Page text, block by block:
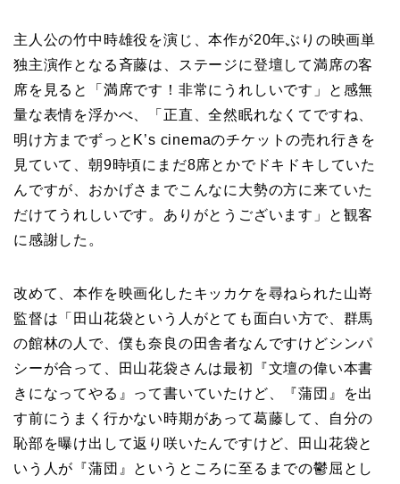
主人公の竹中時雄役を演じ、本作が20年ぶりの映画単
独主演作となる斉藤は、ステージに登壇して満席の客
席を見ると「満席です！非常にうれしいです」と感無
量な表情を浮かべ、「正直、全然眠れなくてですね、
明け方までずっとK’s cinemaのチケットの売れ行きを
見ていて、朝9時頃にまだ8席とかでドキドキしていた
んですが、おかげさまでこんなに大勢の方に来ていた
だけてうれしいです。ありがとうございます」と観客
に感謝した。
改めて、本作を映画化したキッカケを尋ねられた山嵜
監督は「田山花袋という人がとても面白い方で、群馬
の館林の人で、僕も奈良の田舎者なんですけどシンパ
シーが合って、田山花袋さんは最初『文壇の偉い本書
きになってやる』って書いていたけど、『蒲団』を出
す前にうまく行かない時期があって葛藤して、自分の
恥部を曝け出して返り咲いたんですけど、田山花袋と
いう人が『蒲団』というところに至るまでの鬱屈とし